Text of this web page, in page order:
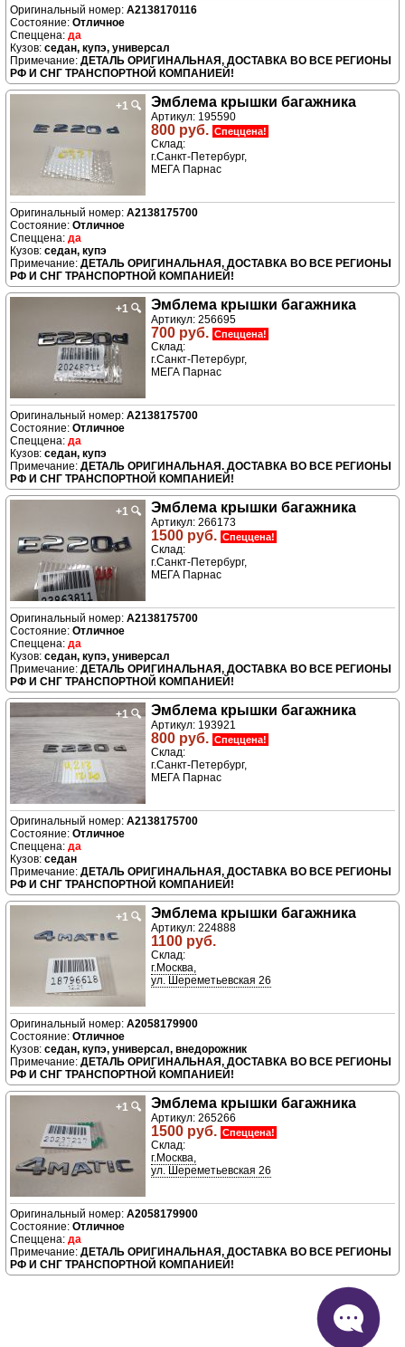
A2138170116
Отличное
да
седан, купэ, универсал
ДЕТАЛЬ ОРИГИНАЛЬНАЯ, ДОСТАВКА ВО ВСЕ РЕГИОНЫ
РФ И СНГ ТРАНСПОРТНОЙ КОМПАНИЕЙ!
+1 🔍 Эмблема крышки багажника
Артикул: 195590
800 руб. Спеццена!
Склад:
г.Санкт-Петербург,
МЕГА Парнас
A2138175700
Отличное
да
седан, купэ
ДЕТАЛЬ ОРИГИНАЛЬНАЯ, ДОСТАВКА ВО ВСЕ РЕГИОНЫ
РФ И СНГ ТРАНСПОРТНОЙ КОМПАНИЕЙ!
+1 🔍 Эмблема крышки багажника
Артикул: 256695
700 руб. Спеццена!
Склад:
г.Санкт-Петербург,
МЕГА Парнас
A2138175700
Отличное
да
седан, купэ
ДЕТАЛЬ ОРИГИНАЛЬНАЯ. ДОСТАВКА ВО ВСЕ РЕГИОНЫ
РФ И СНГ ТРАНСПОРТНОЙ КОМПАНИЕЙ!
+1 🔍 Эмблема крышки багажника
Артикул: 266173
1500 руб. Спеццена!
Склад:
г.Санкт-Петербург,
МЕГА Парнас
A2138175700
Отличное
да
седан, купэ, универсал
ДЕТАЛЬ ОРИГИНАЛЬНАЯ, ДОСТАВКА ВО ВСЕ РЕГИОНЫ
РФ И СНГ ТРАНСПОРТНОЙ КОМПАНИЕЙ!
+1🔍 Эмблема крышки багажника
Артикул: 193921
800 руб. Спеццена!
Склад:
г.Санкт-Петербург,
МЕГА Парнас
A2138175700
Отличное
да
седан
ДЕТАЛЬ ОРИГИНАЛЬНАЯ, ДОСТАВКА ВО ВСЕ РЕГИОНЫ
РФ И СНГ ТРАНСПОРТНОЙ КОМПАНИЕЙ!
+1 🔍 Эмблема крышки багажника
Артикул: 224888
1100 руб.
Склад:
г.Москва,
ул. Шереметьевская 26
A2058179900
Отличное
седан, купэ, универсал, внедорожник
ДЕТАЛЬ ОРИГИНАЛЬНАЯ, ДОСТАВКА ВО ВСЕ РЕГИОНЫ
РФ И СНГ ТРАНСПОРТНОЙ КОМПАНИЕЙ!
+1 🔍 Эмблема крышки багажника
Артикул: 265266
1500 руб. Спеццена!
Склад:
г.Москва,
ул. Шереметьевская 26
A2058179900
Отличное
да
ДЕТАЛЬ ОРИГИНАЛЬНАЯ, ДОСТАВКА ВО ВСЕ РЕГИОНЫ
РФ И СНГ ТРАНСПОРТНОЙ КОМПАНИЕЙ!